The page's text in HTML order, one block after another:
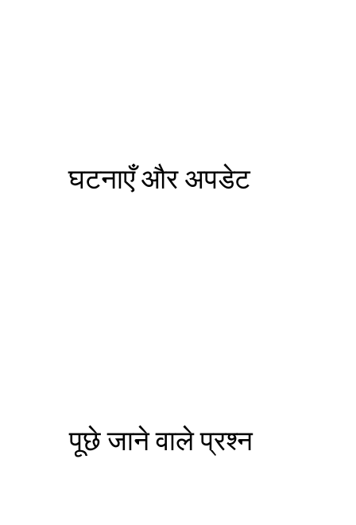
घटनाएँ और अपडेट
पूछे जाने वाले प्रश्न